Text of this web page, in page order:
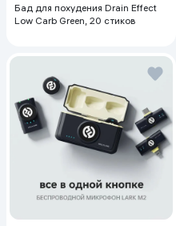
Бад для похудения Drain Effect
Low Carb Green, 20 стиков